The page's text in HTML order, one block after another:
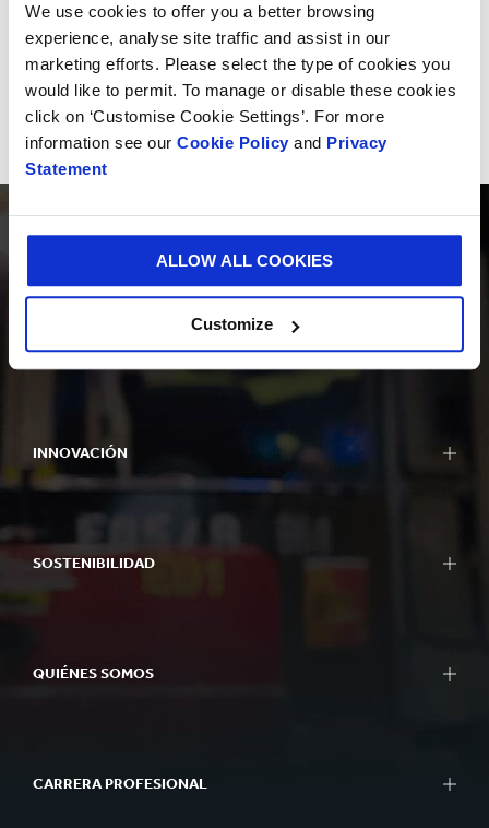
We use cookies to offer you a better browsing
experience, analyse site traffic and assist in our
marketing efforts. Please select the type of cookies you
would like to permit. To manage or disable these cookies
click on ‘Customise Cookie Settings’. For more
information see our Cookie Policy and Privacy
Statement
ALLOW ALL COOKIES
Customize
“Este será otro paso hacia adelante para cumplir
nuestra visión de crear empaques sostenibles para
nuestros clientes y sus clientes.”
INNOVACIÓN
SOSTENIBILIDAD
QUIÉNES SOMOS
CARRERA PROFESIONAL